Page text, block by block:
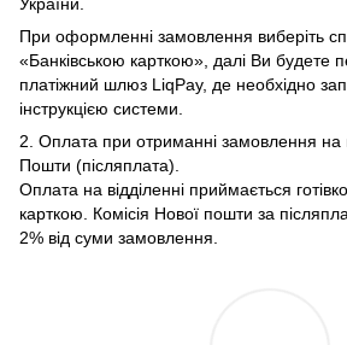
При оформленні замовлення виберіть
«Банківською карткою», далі Ви будете
платіжний шлюз LiqPay, де необхідно
інструкцією системи.
2. Оплата при отриманні замовлення на
Пошти (післяплата).
Оплата на відділенні приймається
карткою. Комісія Нової пошти за
2% від суми замовлення.